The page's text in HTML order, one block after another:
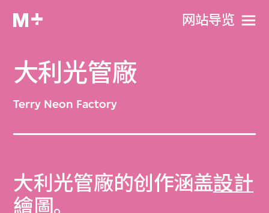
网站导览
大利光管廠
Terry Neon Factory
大利光管廠的创作涵盖設計
繪圖。